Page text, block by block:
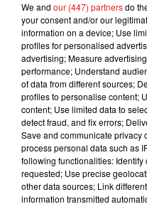
Le Sénonais, a été jugé
condamné hier à sept
dégradations commises
Le tribunal l’a aussi
de soins avec une
Musique
Julien
We and our (447) partnersdo
your consent and/or our
information on a device; Use
profiles for personalised
advertising; Measure
performance; Understand
of data from different sources;
profiles to personalise content;
content; Use limited data to
detect fraud, and fix errors;
Save and communicate privacy
process personal data such as
following functionalities:
requested; Use precise
other data sources; Link
information transmitted